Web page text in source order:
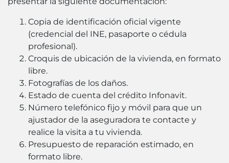
Copia de identificación oficial vigente
(credencial del INE, pasaporte o cédula
profesional).
Croquis de ubicación de la vivienda, en formato
libre.
Fotografías de los daños.
Estado de cuenta del crédito Infonavit.
Número telefónico fijo y móvil para que un
ajustador de la aseguradora te contacte y
realice la visita a tu vivienda.
Presupuesto de reparación estimado, en
formato libre.